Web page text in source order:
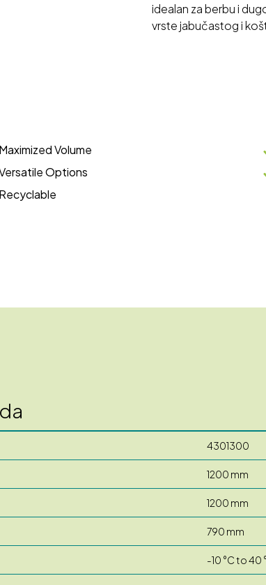
idealan za berbu i
vrste jabučastog i
Maximized Volume
Options
Recyclable
4301300
1200 mm
1200 mm
790 mm
-10 °C to 40